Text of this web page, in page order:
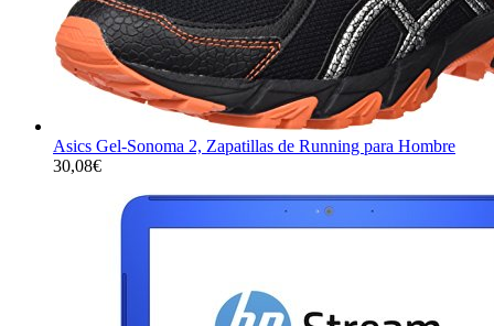
Asics Gel-Sonoma 2, Zapatillas de Running para Hombre
30,08€